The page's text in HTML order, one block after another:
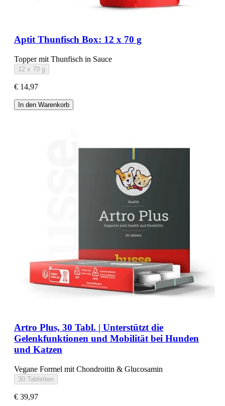
Aptit Thunfisch Box: 12 x 70 g
Topper mit Thunfisch in Sauce
12 x 70 g
€ 14,97
In den Warenkorb
Artro Plus, 30 Tabl. | Unterstützt die
Gelenkfunktionen und Mobilität bei Hunden
und Katzen
Vegane Formel mit Chondroitin & Glucosamin
30 Tabletten
€ 39,97